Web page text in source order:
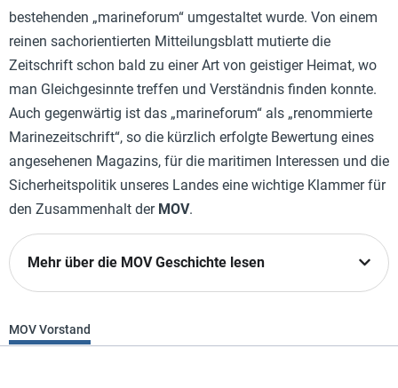
bestehenden „marineforum“ umgestaltet wurde. Von einem
reinen sachorientierten Mitteilungsblatt mutierte die
Zeitschrift schon bald zu einer Art von geistiger Heimat, wo
man Gleichgesinnte treffen und Verständnis finden konnte.
Auch gegenwärtig ist das „marineforum“ als „renommier­te
Marinezeitschrift“, so die kürzlich erfolgte Bewertung eines
angesehenen Magazins, für die maritimen Interessen und die
Sicher­heitspolitik unseres Landes eine wichtige Klammer für
den Zusammen­halt der MOV.
Mehr über die MOV Geschichte lesen
MOV Vorstand